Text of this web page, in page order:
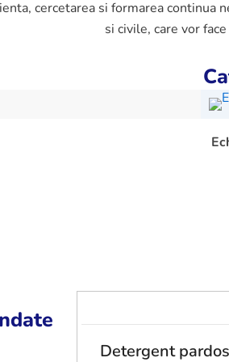
cercetarea si formarea
si civile, care vor
Detergent